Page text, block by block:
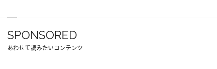
SPONSORED
あわせて読みたいコンテンツ